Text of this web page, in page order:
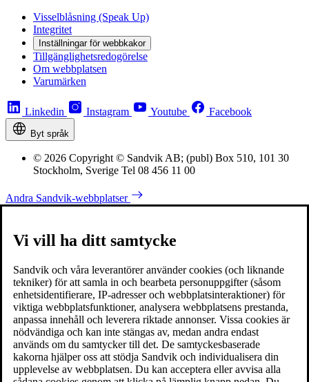
Visselblåsning (Speak Up)
Integritet
Inställningar för webbkakor
Tillgänglighetsredogörelse
Om webbplatsen
Varumärken
Linkedin Instagram Youtube Facebook
Byt språk
© 2026 Copyright © Sandvik AB; (publ) Box 510, 101 30
Stockholm, Sverige Tel 08 456 11 00
Andra Sandvik-webbplatser
Vi vill ha ditt samtycke
Sandvik och våra leverantörer använder cookies (och liknande
tekniker) för att samla in och bearbeta personuppgifter (såsom
enhetsidentifierare, IP-adresser och webbplatsinteraktioner) för
viktiga webbplatsfunktioner, analysera webbplatsens prestanda,
anpassa innehåll och leverera riktade annonser. Vissa cookies är
nödvändiga och kan inte stängas av, medan andra endast
används om du samtycker till det. De samtyckesbaserade
kakorna hjälper oss att stödja Sandvik och individualisera din
upplevelse av webbplatsen. Du kan acceptera eller avvisa alla